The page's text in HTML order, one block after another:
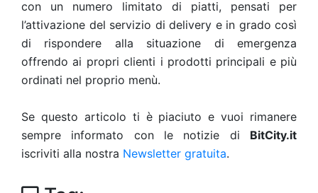
con un numero limitato di piatti, pensati per
l’attivazione del servizio di delivery e in grado così
di rispondere alla situazione di emergenza
offrendo ai propri clienti i prodotti principali e più
ordinati nel proprio menù.
Se questo articolo ti è piaciuto e vuoi rimanere
sempre informato con le notizie di BitCity.it
iscriviti alla nostra Newsletter gratuita.